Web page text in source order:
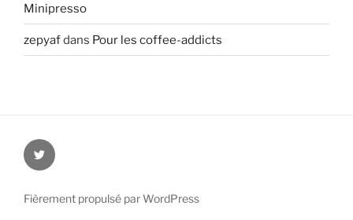
Minipresso
zepyafdans Pour les coffee-addicts
@zepyaf
Fièrement propulsé par WordPress